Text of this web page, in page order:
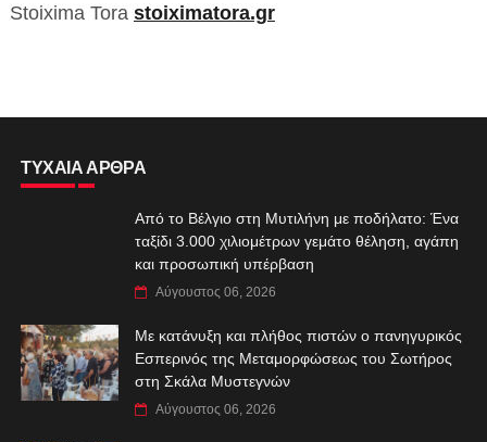
Stoixima Tora stoiximatora.gr
ΤΥΧΑΙΑ ΑΡΘΡΑ
Από το Βέλγιο στη Μυτιλήνη με ποδήλατο: Ένα
ταξίδι 3.000 χιλιομέτρων γεμάτο θέληση, αγάπη
και προσωπική υπέρβαση
Αύγουστος 06, 2026
Με κατάνυξη και πλήθος πιστών ο πανηγυρικός
Εσπερινός της Μεταμορφώσεως του Σωτήρος
στη Σκάλα Μυστεγνών
Αύγουστος 06, 2026